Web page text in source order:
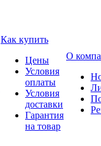
Как купить
Цены
Условия
оплаты
Условия
доставки
Гарантия
на товар
О